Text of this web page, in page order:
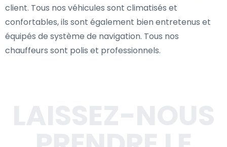
client. Tous nos véhicules sont climatisés et
confortables, ils sont également bien entretenus et
équipés de système de navigation. Tous nos
chauffeurs sont polis et professionnels.